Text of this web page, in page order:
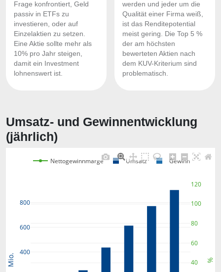
Frage konfrontiert, Geld
passiv in ETFs zu
investieren, oder auf
Einzelaktien zu setzen.
Eine Aktie sollte mehr als
10% pro Jahr steigen,
damit ein Investment
lohnenswert ist.
werden und jeder um die
Qualität einer Firma weiß,
ist das Renditepotential
meist gering. Die Top 5 %
der am höchsten
bewerteten Aktien nach
dem KUV-Kriterium sind
problematisch.
Umsatz- und Gewinnentwicklung
(jährlich)
400
600
800
40
60
80
100
120
Nettogewinnmarge Umsatz Gewinn
Mio. %